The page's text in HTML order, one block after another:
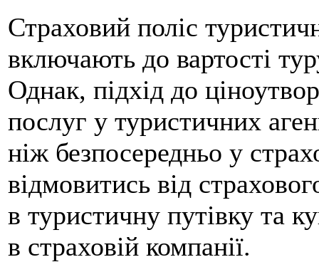
Страховий поліс
включають до вартості
Однак, підхід до
послуг у туристичних
ніж безпосередньо у
відмовитись від
в туристичну путівку та
в страховій компанії.